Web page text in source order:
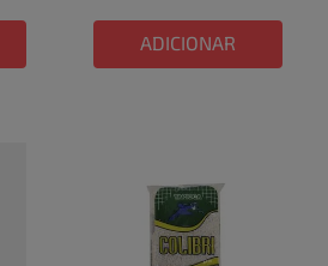
ADICIONAR